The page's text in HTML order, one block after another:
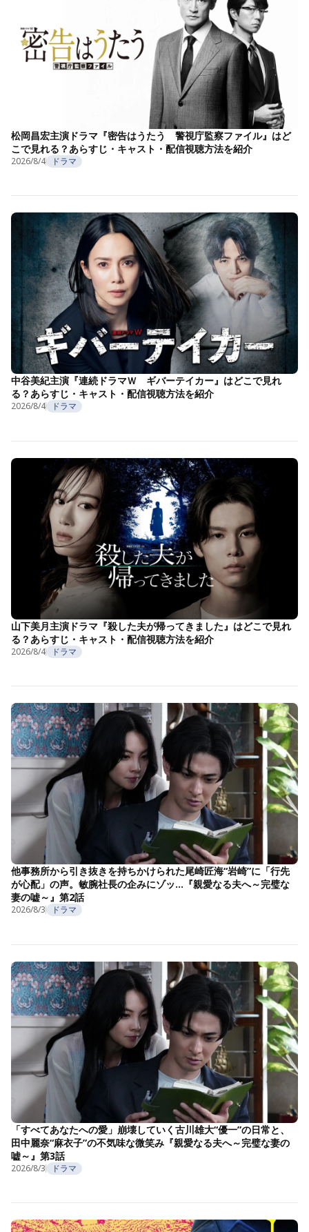
松岡昌宏主演ドラマ『密告はうたう 警視庁監察ファイル』はど
こで見れる？あらすじ・キャスト・配信視聴方法を紹介
2026/8/4 ドラマ
中谷美紀主演『連続ドラマＷ ギバーテイカー』はどこで見れ
る？あらすじ・キャスト・配信視聴方法を紹介
2026/8/4 ドラマ
山下美月主演ドラマ『殺した夫が帰ってきました』はどこで見れ
る？あらすじ・キャスト・配信視聴方法を紹介
2026/8/4 ドラマ
他事務所から引き抜きを持ちかけられた尾崎匠海“岩崎”に「行先
が心配」の声。敏腕社長の企みにゾッ…『親愛なる夫へ～完璧な
妻の嘘～』第2話
2026/8/3 ドラマ
「すべてあなたへの愛」崩壊していく古川雄大“優一”の日常と、
田中麗奈“麻衣子”の不気味な微笑み『親愛なる夫へ～完璧な妻の
嘘～』第3話
2026/8/3 ドラマ